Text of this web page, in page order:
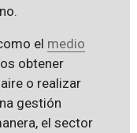
el medio
obtener
o realizar
gestión
el sector